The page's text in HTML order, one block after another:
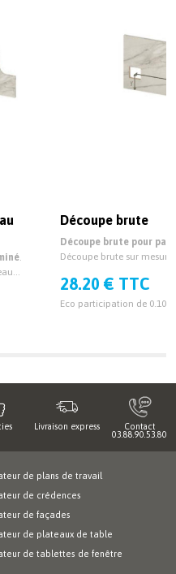
Découpe brute
Découpe brute pour
Découpe brute sur
28.20 € TTC
Eco participation de 0.10 €
Livraison express
Contact
03.88.90.53.80
de plans de travail
de crédences
de façades
de plateaux de table
de tablettes de fenêtre